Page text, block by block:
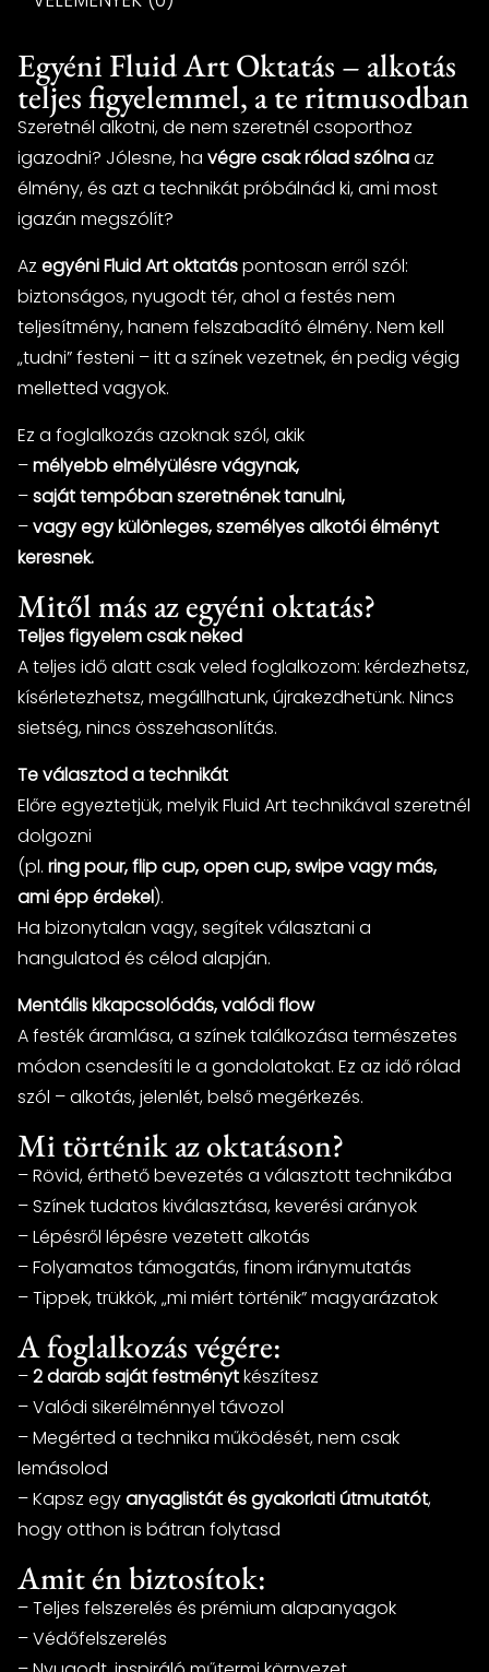
Egyéni Fluid Art Oktatás – alkotás
teljes figyelemmel, a te ritmusodban
Szeretnél alkotni, de nem szeretnél csoporthoz
igazodni? Jólesne, ha végre csak rólad szólnaaz
élmény, és azt a technikát próbálnád ki, ami most
igazán megszólít?
Az egyéni Fluid Art oktatáspontosan erről szól:
biztonságos, nyugodt tér, ahol a festés nem
teljesítmény, hanem felszabadító élmény. Nem kell
„tudni” festeni – itt a színek vezetnek, én pedig végig
melletted vagyok.
Ez a foglalkozás azoknak szól, akik
–mélyebb elmélyülésre vágynak,
–saját tempóban szeretnének tanulni,
–vagy egy különleges, személyes alkotói élményt
keresnek.
Mitől más az egyéni oktatás?
Teljes figyelem csak neked
A teljes idő alatt csak veled foglalkozom: kérdezhetsz,
kísérletezhetsz, megállhatunk, újrakezdhetünk. Nincs
sietség, nincs összehasonlítás.
Te választod a technikát
Előre egyeztetjük, melyik Fluid Art technikával szeretnél
dolgozni
(pl. ring pour, flip cup, open cup, swipe vagy más,
ami épp érdekel).
Ha bizonytalan vagy, segítek választani a
hangulatod és célod alapján.
Mentális kikapcsolódás, valódi flow
A festék áramlása, a színek találkozása természetes
módon csendesíti le a gondolatokat. Ez az idő rólad
szól – alkotás, jelenlét, belső megérkezés.
Mi történik az oktatáson?
– Rövid, érthető bevezetés a választott technikába
– Színek tudatos kiválasztása, keverési arányok
– Lépésről lépésre vezetett alkotás
– Folyamatos támogatás, finom iránymutatás
– Tippek, trükkök, „mi miért történik” magyarázatok
A foglalkozás végére:
–2 darab saját festménytkészítesz
– Valódi sikerélménnyel távozol
– Megérted a technika működését, nem csak
lemásolod
– Kapsz egyanyaglistát és gyakorlati útmutatót,
hogy otthon is bátran folytasd
Amit én biztosítok:
– Teljes felszerelés és prémium alapanyagok
– Védőfelszerelés